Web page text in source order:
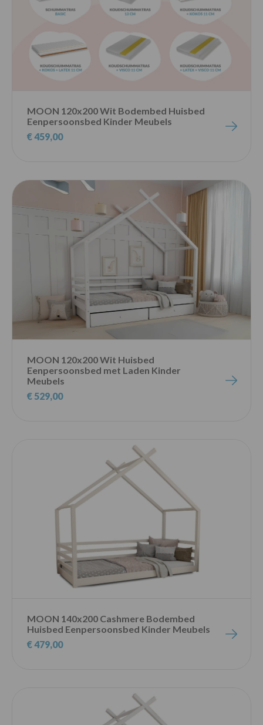
MOON 120x200 Wit Bodembed Huisbed
Eenpersoonsbed Kinder Meubels
€ 459,00
MOON 120x200 Wit Huisbed
Eenpersoonsbed met Laden Kinder
Meubels
€ 529,00
MOON 140x200 Cashmere Bodembed
Huisbed Eenpersoonsbed Kinder Meubels
€ 479,00